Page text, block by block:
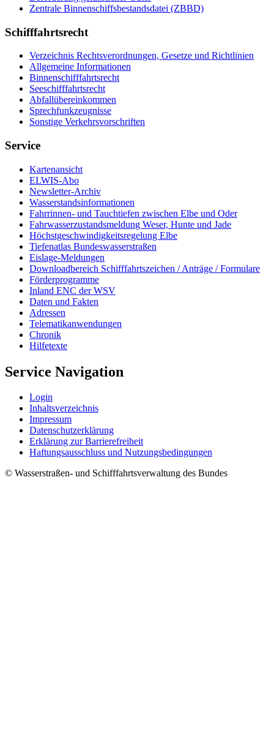
Zen­tra­le Bin­nen­schiffs­be­stands­da­tei (ZBBD)
Schifffahrtsrecht
Ver­zeich­nis Rechts­ver­ord­nun­gen, Ge­set­ze und Richt­li­ni­en
All­ge­mei­ne In­for­ma­tio­nen
Bin­nen­schiff­fahrts­recht
See­schiff­fahrts­recht
Ab­fall­über­ein­kom­men
Sprech­funk­zeug­nis­se
Sons­ti­ge Ver­kehrs­vor­schrif­ten
Service
Kar­ten­an­sicht
EL­WIS-​Abo
Newslet­ter-​Ar­chiv
Was­ser­stands­in­for­ma­tio­nen
Fahr­rin­nen-​ und Tauch­tie­fen zwi­schen El­be und Oder
Fahr­was­ser­zu­stands­mel­dung We­ser, Hun­te und Ja­de
Höchst­ge­schwin­dig­keits­re­ge­lung El­be
Tie­fe­n­at­las Bun­des­was­ser­stra­ßen
Eis­la­ge-​Mel­dun­gen
Dow­n­load­be­reich Schiff­fahrts­zei­chen / An­trä­ge / For­mu­la­re
För­der­pro­gram­me
In­land ENC der WSV
Da­ten und Fak­ten
Adres­sen
Te­le­ma­ti­kan­wen­dun­gen
Chro­nik
Hil­fe­tex­te
Service Navigation
Log­in
In­halts­ver­zeich­nis
Im­pres­s­um
Da­ten­schut­z­er­klä­rung
Er­klä­rung zur Bar­rie­re­frei­heit
Haf­tungs­aus­schluss und Nut­zungs­be­din­gun­gen
© Wasserstraßen- und Schifffahrtsverwaltung des Bundes